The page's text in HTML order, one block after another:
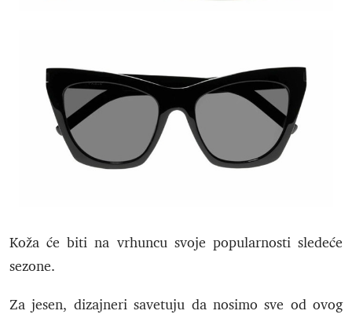
Koža će biti na vrhuncu svoje popularnosti sledeće
sezone.
Za jesen, dizajneri savetuju da nosimo sve od ovog